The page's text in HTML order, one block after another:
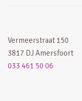
Vermeerstraat 150
3817 DJ Amersfoort
033 461 50 06